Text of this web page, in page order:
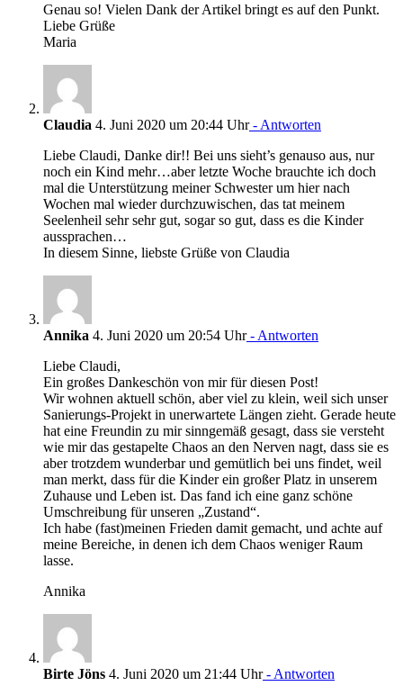
Genau so! Vielen Dank der Artikel bringt es auf den Punkt.
Liebe Grüße
Maria
Claudia 4. Juni 2020 um 20:44 Uhr- Antworten
Liebe Claudi, Danke dir!! Bei uns sieht’s genauso aus, nur
noch ein Kind mehr…aber letzte Woche brauchte ich doch
mal die Unterstützung meiner Schwester um hier nach
Wochen mal wieder durchzuwischen, das tat meinem
Seelenheil sehr sehr gut, sogar so gut, dass es die Kinder
aussprachen…
In diesem Sinne, liebste Grüße von Claudia
Annika 4. Juni 2020 um 20:54 Uhr- Antworten
Liebe Claudi,
Ein großes Dankeschön von mir für diesen Post!
Wir wohnen aktuell schön, aber viel zu klein, weil sich unser
Sanierungs-Projekt in unerwartete Längen zieht. Gerade heute
hat eine Freundin zu mir sinngemäß gesagt, dass sie versteht
wie mir das gestapelte Chaos an den Nerven nagt, dass sie es
aber trotzdem wunderbar und gemütlich bei uns findet, weil
man merkt, dass für die Kinder ein großer Platz in unserem
Zuhause und Leben ist. Das fand ich eine ganz schöne
Umschreibung für unseren „Zustand“.
Ich habe (fast)meinen Frieden damit gemacht, und achte auf
meine Bereiche, in denen ich dem Chaos weniger Raum
lasse.
Annika
Birte Jöns 4. Juni 2020 um 21:44 Uhr- Antworten